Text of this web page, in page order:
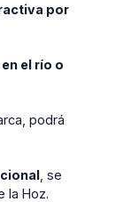
por
el río o
podrá
, se
la Hoz.